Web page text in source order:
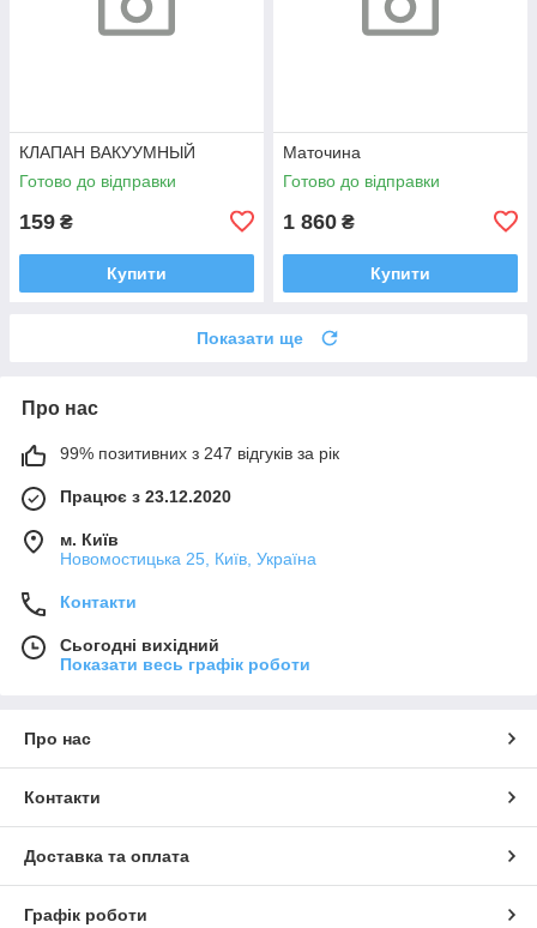
КЛАПАН ВАКУУМНЫЙ
Готово до відправки
159 ₴
Купити
Маточина
Готово до відправки
1 860 ₴
Купити
Показати ще
Про нас
99% позитивних з 247 відгуків за рік
Працює з 23.12.2020
м. Київ
Новомостицька 25, Київ, Україна
Контакти
Сьогодні вихідний
Показати весь графік роботи
Про нас
Контакти
Доставка та оплата
Графік роботи